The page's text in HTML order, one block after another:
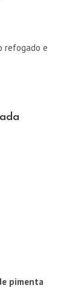
refogado e
pimenta